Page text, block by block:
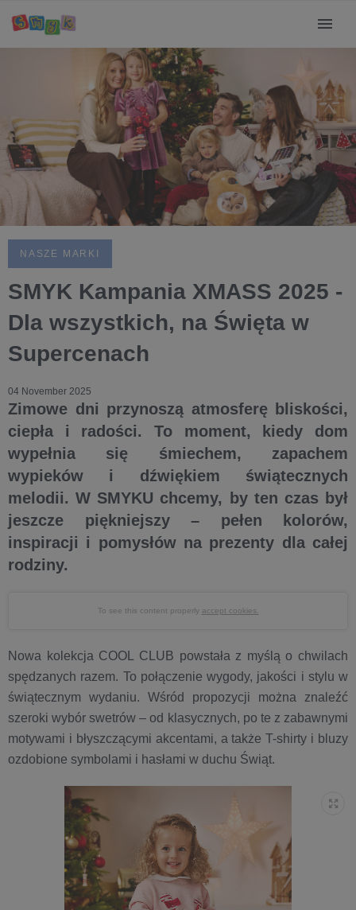
NASZE MARKI
SMYK Kampania XMASS 2025 -
Dla wszystkich, na Święta w
Supercenach
04 November 2025
Zimowe dni przynoszą atmosferę bliskości,
ciepła i radości. To moment, kiedy dom
wypełnia się śmiechem, zapachem
wypieków i dźwiękiem świątecznych
melodii. W SMYKU chcemy, by ten czas był
jeszcze piękniejszy – pełen kolorów,
inspiracji i pomysłów na prezenty dla całej
rodziny.
To see this content properly accept cookies.
Nowa kolekcja COOL CLUB powstała z myślą o chwilach
spędzanych razem. To połączenie wygody, jakości i stylu w
świątecznym wydaniu. Wśród propozycji można znaleźć
szeroki wybór swetrów – od klasycznych, po te z zabawnymi
motywami i błyszczącymi akcentami, a także T-shirty i bluzy
ozdobione symbolami i hasłami w duchu Świąt.